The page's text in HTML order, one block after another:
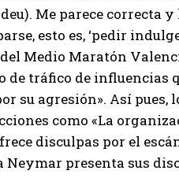
Me parece correcta
esto es, ‘pedir
Medio Maratón
de tráfico de influencias
su agresión». Así pues,
como «La
disculpas por el
Neymar presenta sus